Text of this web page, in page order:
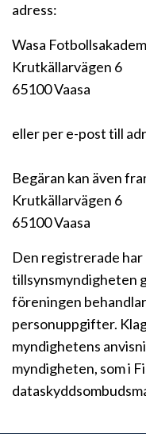
adress:
Wasa
Krutkällarvägen 6
65100 Vaasa
eller per e-post till
Begäran kan även
Krutkällarvägen 6
65100 Vaasa
Den registrerade
tillsynsmyndigheten
föreningen
personuppgifter.
myndighetens
myndigheten, som i